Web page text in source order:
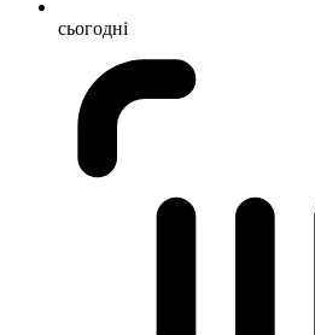
сьогодні